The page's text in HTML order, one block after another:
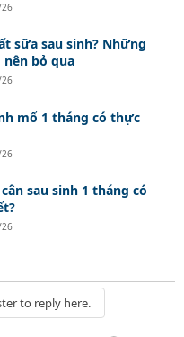
sữa sau sinh? Những
bỏ qua
mổ 1 tháng có thực
sau sinh 1 tháng có
to reply here.